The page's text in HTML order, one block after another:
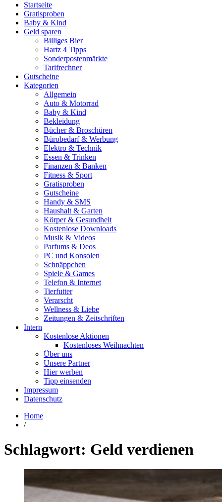
Startseite
Gratisproben
Baby & Kind
Geld sparen
Billiges Bier
Hartz 4 Tipps
Sonderpostenmärkte
Tarifrechner
Gutscheine
Kategorien
Allgemein
Auto & Motorrad
Baby & Kind
Bekleidung
Bücher & Broschüren
Bürobedarf & Werbung
Elektro & Technik
Essen & Trinken
Finanzen & Banken
Fitness & Sport
Gratisproben
Gutscheine
Handy & SMS
Haushalt & Garten
Körper & Gesundheit
Kostenlose Downloads
Musik & Videos
Parfums & Deos
PC und Konsolen
Schnäppchen
Spiele & Games
Telefon & Internet
Tierfutter
Verarscht
Wellness & Liebe
Zeitungen & Zeitschriften
Intern
Kostenlose Aktionen
Kostenloses Weihnachten
Über uns
Unsere Partner
Hier werben
Tipp einsenden
Impressum
Datenschutz
Home
/
Schlagwort: Geld verdienen